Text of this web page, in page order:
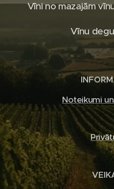
Vīni no mazajām
Vīnu
Noteikumi